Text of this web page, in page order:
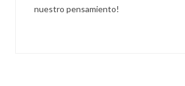
nuestro pensamiento!